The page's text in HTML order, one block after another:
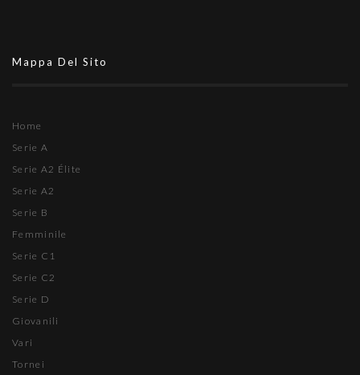
Mappa Del Sito
Home
Serie A
Serie A2 Élite
Serie A2
Serie B
Femminile
Serie C1
Serie C2
Serie D
Giovanili
Vari
Tornei